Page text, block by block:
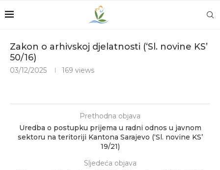
Zakon o arhivskoj djelatnosti (‘Sl. novine KS’
50/16)
03/12/2025 169 views
Prethodna objava
Uredba o postupku prijema u radni odnos u javnom
sektoru na teritoriji Kantona Sarajevo (‘Sl. novine KS’
19/21)
Sljedeća objava